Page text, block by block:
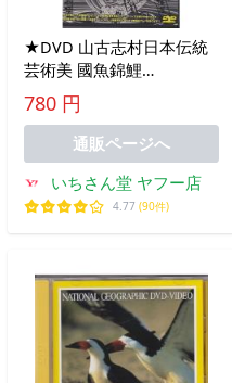
★DVD 山古志村日本伝統
芸術美 國魚錦鯉
KOKUGYO NISIKIGOI ニシ
キゴイDVD (収録時間83分)
780 円
通販ページへ
いちさん堂 ヤフー店
4.77 (90件)